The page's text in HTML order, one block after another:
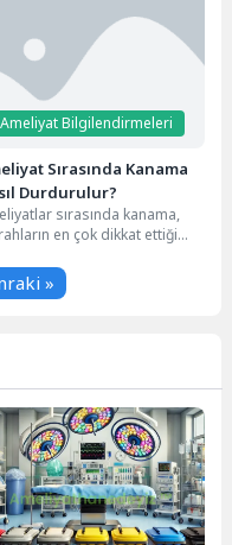
Ameliyat Bilgilendirmeleri
Sırasında Kanama
Durdurulur?
sırasında kanama,
en çok dikkat ettiği
bile... »